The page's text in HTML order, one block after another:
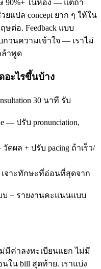
90%+ ในห้อง — แต่ถ้า
แปล concept ยาก ๆ ให้ใน
ต่อ. Feedback แบบ
กวนความเข้าใจ — เราไม่
ล้าพูด
อะไรขึ้นบ้าง
30 นาที รับ
— ปรับ pronunciation,
วัดผล + ปรับ pacing ถ้าเร็ว/
เจาะทักษะที่อ่อนที่สุดจาก
บ + รายงานคะแนนแบบ
มีค่าลงทะเบียนแยก ไม่มี
ใน bill สุดท้าย. เราแบ่ง